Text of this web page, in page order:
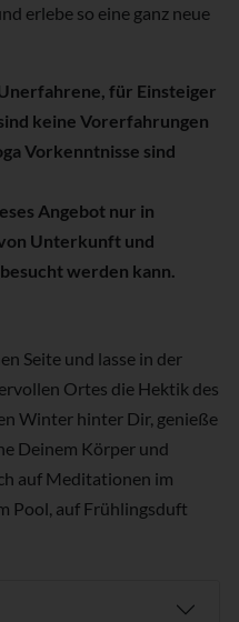
erlebe so eine ganz neue
für Einsteiger
keine Vorerfahrungen
Vorkenntnisse sind
Angebot nur in
Unterkunft und
besucht werden kann.
Seite und lasse in der
Ortes die Hektik des
Winter hinter Dir, genieße
Deinem Körper und
auf Meditationen im
Pool, auf Frühlingsduft